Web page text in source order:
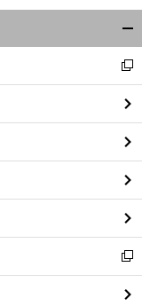
閉
る
新
し
い
ウ
ィ
ン
ド
ウ
で
開
く
新
し
い